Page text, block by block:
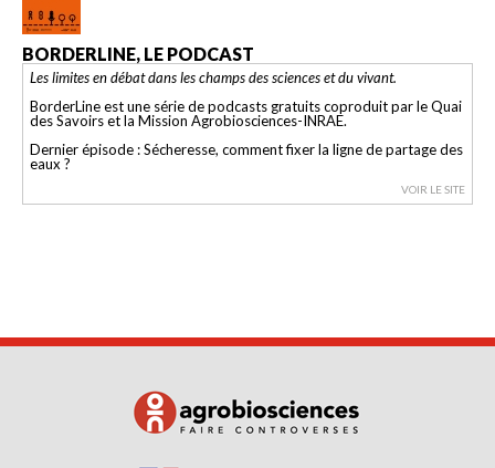
BORDERLINE, LE PODCAST
Les limites en débat dans les champs des sciences et du vivant.
BorderLine est une série de podcasts gratuits coproduit par le Quai
des Savoirs et la Mission Agrobiosciences-INRAE.
Dernier épisode : Sécheresse, comment fixer la ligne de partage des
eaux ?
VOIR LE SITE